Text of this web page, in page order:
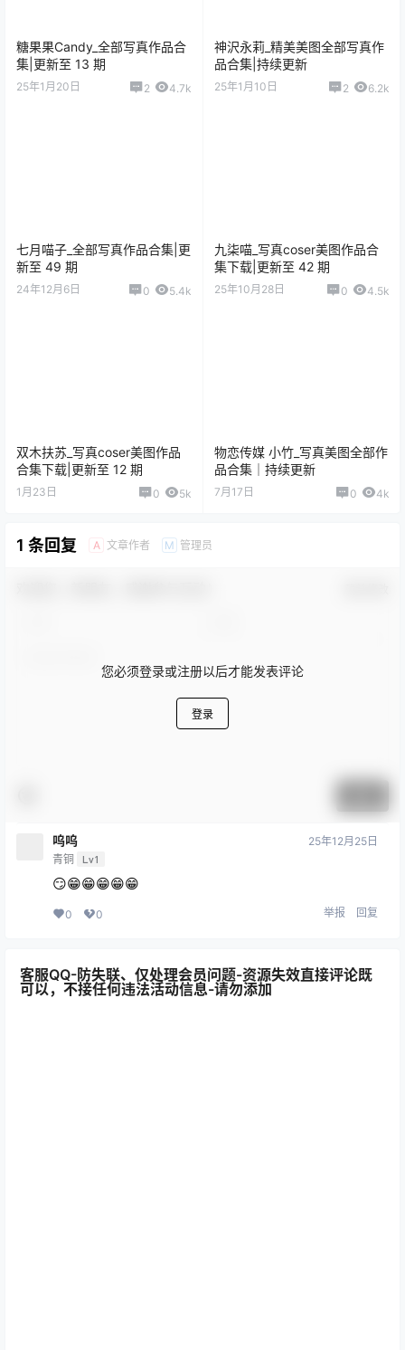
糖果果Candy_全部写真作品合
集|更新至 13 期
25年1月20日 2 4.7k
神沢永莉_精美美图全部写真作
品合集|持续更新
25年1月10日 2 6.2k
七月喵子_全部写真作品合集|更
新至 49 期
24年12月6日 0 5.4k
九柒喵_写真coser美图作品合
集下载|更新至 42 期
25年10月28日 0 4.5k
双木扶苏_写真coser美图作品
合集下载|更新至 12 期
1月23日 0 5k
物恋传媒 小竹_写真美图全部作
品合集｜持续更新
7月17日 0 4k
1 条回复 A 文章作者 M 管理员
您必须登录或注册以后才能发表评论
登录
呜呜
青铜 Lv1
25年12月25日
😏😁😁😁😁😁
0 0 举报 回复
客服QQ-防失联、仅处理会员问题-资源失效直接评论既
可以，不接任何违法活动信息-请勿添加